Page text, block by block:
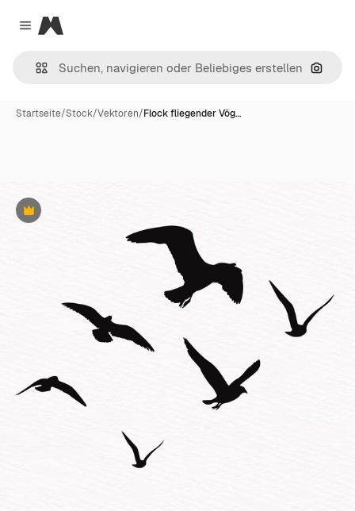
Close menu
Magnific
Nach
Startseite/Stock/Vektoren/Flock fliegender Vög…
Premium